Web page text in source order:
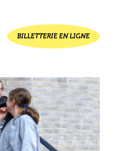
BILLETTERIE EN LIGNE